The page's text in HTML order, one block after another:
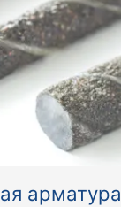
арматура